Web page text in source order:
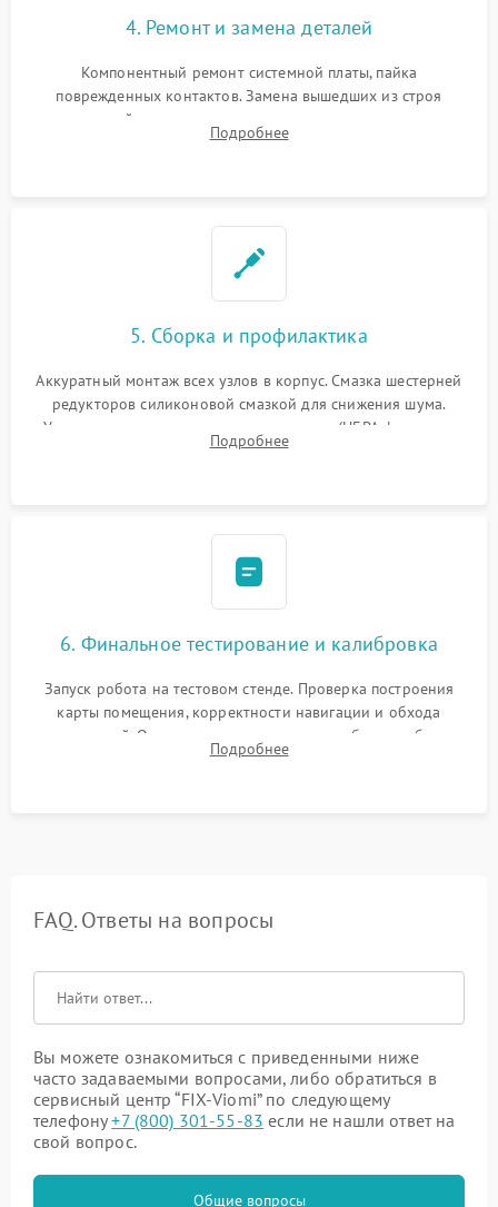
4. Ремонт и замена деталей
Компонентный ремонт системной платы, пайка
поврежденных контактов. Замена вышедших из строя
двигателей, изношенного аккумулятора, неисправного
лидара или помпы подачи воды. Восстановление шлейфов и
Подробнее
5. Сборка и профилактика
Аккуратный монтаж всех узлов в корпус. Смазка шестерней
редукторов силиконовой смазкой для снижения шума.
Установка новых расходных материалов (HEPA-фильтров,
микрофибры, щеток). Надежная фиксация разъемов и
Подробнее
6. Финальное тестирование и калибровка
Запуск робота на тестовом стенде. Проверка построения
карты помещения, корректности навигации и обхода
препятствий. Оценка силы всасывания и работы турбины.
Тестирование автоматического возврата на док-станцию и
Подробнее
FAQ. Ответы на вопросы
Вы можете ознакомиться с приведенными ниже
часто задаваемыми вопросами, либо обратиться в
сервисный центр “FIX-Viomi” по следующему
телефону+7 (800) 301-55-83 если не нашли ответ на
свой вопрос.
Общие вопросы